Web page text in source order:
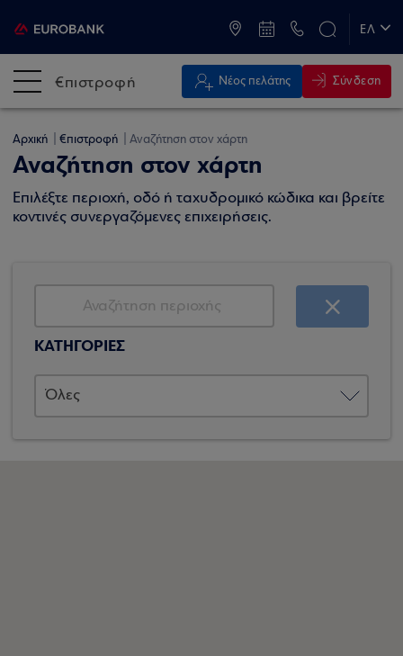
ΕΛ
€πιστροφή Νέος πελάτης Σύνδεση
Αρχική €πιστροφή Αναζήτηση στον χάρτη
Αναζήτηση στον χάρτη
Επιλέξτε περιοχή, οδό ή ταχυδρομικό κώδικα και βρείτε
κοντινές συνεργαζόμενες επιχειρήσεις.
ΚΑΤΗΓΟΡΙΕΣ